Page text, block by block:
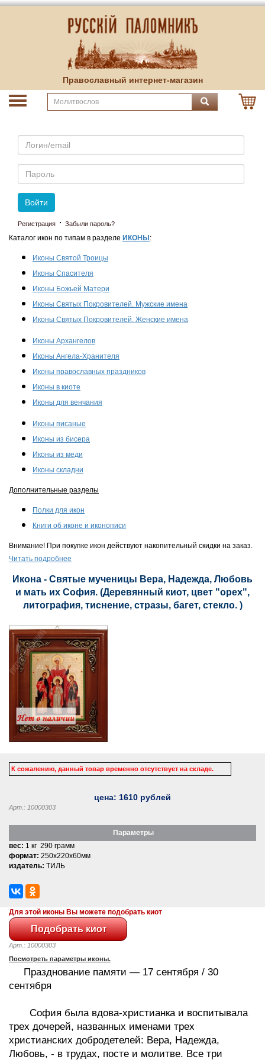
Православный интернет-магазин
Email
Пароль
Войти
Регистрация · Забыли пароль?
Каталог икон по типам в разделе ИКОНЫ :
Иконы Святой Троицы
Иконы Спасителя
Иконы Божьей Матери
Иконы Святых Покровителей. Мужские имена
Иконы Святых Покровителей. Женские имена
Иконы Архангелов
Иконы Ангела-Хранителя
Иконы православных праздников
Иконы в киоте
Иконы для венчания
Иконы писаные
Иконы из бисера
Иконы из меди
Иконы складни
Дополнительные разделы
Полки для икон
Книги об иконе и иконописи
Внимание! При покупке икон действуют накопительный скидки на заказ.
Читать подробнее
Икона - Святые мученицы Вера, Надежда, Любовь
и мать их София. (Деревянный киот, цвет "орех",
литография, тиснение, стразы, багет, стекло. )
К сожалению, данный товар временно отсутствует на складе.
цена: 1610 рублей
Арт.: 10000303
Параметры
вес: 1 кг 290 грамм
формат: 250x220x60мм
издатель: ТИЛЬ
Для этой иконы Вы можете подобрать киот
Арт.: 10000303
Посмотреть параметры иконы.
Празднование памяти — 17 сентября / 30
сентября
София была вдова-христианка и воспитывала
трех дочерей, названных именами трех
христианских добродетелей: Вера, Надежда,
Любовь, - в трудах, посте и молитве. Все три